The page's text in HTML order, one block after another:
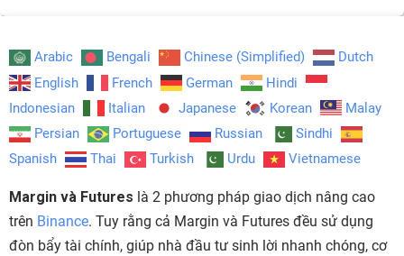
Arabic Bengali Chinese (Simplified)
Dutch
English
French German
Hindi
Indonesian
Italian Japanese Korean
Malay
Persian
Portuguese Russian
Sindhi
Spanish
Thai Turkish Urdu Vietnamese
Margin và Futures là 2 phương pháp giao dịch nâng cao
trên Binance. Tuy rằng cả Margin và Futures đều sử dụng
đòn bẩy tài chính, giúp nhà đầu tư sinh lời nhanh chóng, cơ